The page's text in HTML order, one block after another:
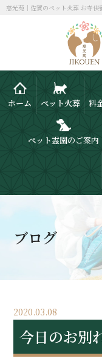
慈光苑｜佐賀のペット火葬 お寺供
ホーム ペット火葬 料
ペット霊園のご案内
ブログ
2020.03.08
今日のお別